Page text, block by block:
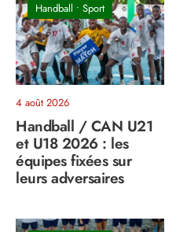
Handball • Sport
4 août 2026
Handball / CAN U21
et U18 2026 : les
équipes fixées sur
leurs adversaires